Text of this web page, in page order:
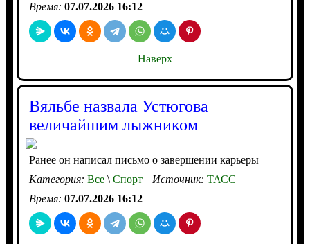
Время: 07.07.2026 16:12
Наверх
Вяльбе назвала Устюгова
величайшим лыжником
Ранее он написал письмо о завершении карьеры
Категория: Все\Спорт Источник: ТАСС
Время: 07.07.2026 16:12